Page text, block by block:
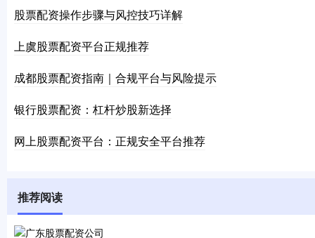
股票配资操作步骤与风控技巧详解
上虞股票配资平台正规推荐
成都股票配资指南｜合规平台与风险提示
银行股票配资：杠杆炒股新选择
网上股票配资平台：正规安全平台推荐
推荐阅读